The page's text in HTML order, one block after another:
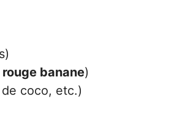
banane)
coco, etc.)